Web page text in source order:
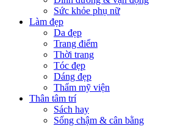
Sức khỏe phụ nữ
Làm đẹp
Da đẹp
Trang điểm
Thời trang
Tóc đẹp
Dáng đẹp
Thẩm mỹ viện
Thân tâm trí
Sách hay
Sống chậm & cân bằng